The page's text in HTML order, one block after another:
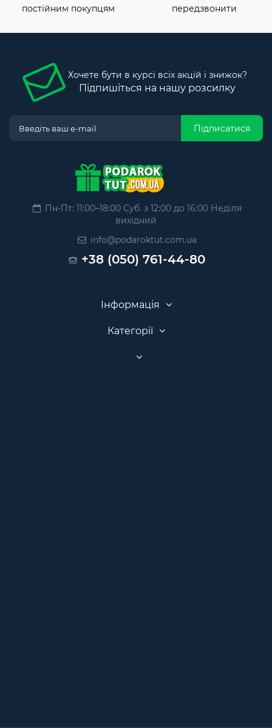
постійним покупцям
передзвонити
Хочете бути в курсі всіх акцій і знижок?
Підпишіться на нашу розсилку
Підписатися
Пн-Пт: 11:00–18:00 Суб. з 12:00 до 16:00 Неділя
вихідний
info@podaroktut.com.ua
+38 (050) 761-44-80
Інформація
Категорії